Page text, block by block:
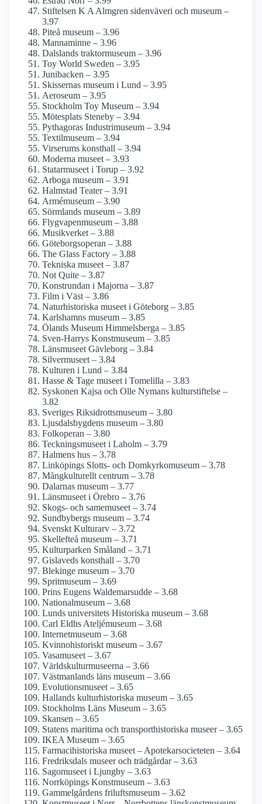
Stiftelsen K A Almgren sidenväveri och museum –
3.97
Piteå museum – 3.96
Mannaminne – 3.96
Dalslands traktormuseum – 3.96
Toy World Sweden – 3.95
Junibacken – 3.95
Skissernas museum i Lund – 3.95
Aeroseum – 3.95
Stockholm Toy Museum – 3.94
Mötesplats Steneby – 3.94
Pythagoras Industrimuseum – 3.94
Textilmuseum – 3.94
Virserums konsthall – 3.94
Moderna museet – 3.93
Statarmuseet i Torup – 3.92
Arboga museum – 3.91
Halmstad Teater – 3.91
Armé­museum – 3.90
Sörmlands museum – 3.89
Flygvapen­museum – 3.88
Musikverket – 3.88
Göteborgs­operan – 3.88
The Glass Factory – 3.88
Tekniska museet – 3.87
Not Quite – 3.87
Konstrundan i Majorna – 3.87
Film i Väst – 3.86
Naturhistoriska museet i Göteborg – 3.85
Karlshamns museum – 3.85
Ölands Museum Himmelsberga – 3.85
Sven-Harrys Konstmuseum – 3.85
Länsmuseet Gävleborg – 3.84
Silvermuseet – 3.84
Kulturen i Lund – 3.84
Hasse & Tage museet i Tomelilla – 3.83
Syskonen Kajsa och Olle Nymans kulturstiftelse –
3.82
Sveriges Riksidrottsmuseum – 3.80
Ljusdals­bygdens museum – 3.80
Folkoperan – 3.80
Teckningsmuseet i Laholm – 3.79
Halmens hus – 3.78
Linköpings Slotts- och Domkyrko­museum – 3.78
Mångkulturellt centrum – 3.78
Dalarnas museum – 3.77
Länsmuseet i Örebro – 3.76
Skogs- och samemuseet – 3.74
Sundbybergs museum – 3.74
Svenskt Kulturarv – 3.72
Skellefteå museum – 3.71
Kulturparken Småland – 3.71
Gislaveds konsthall – 3.70
Blekinge museum – 3.70
Spritmuseum – 3.69
Prins Eugens Waldemarsudde – 3.68
National­museum – 3.68
Lunds universitets Historiska museum – 3.68
Carl Eldhs Ateljémuseum – 3.68
Internet­museum – 3.68
Kvinnohistoriskt museum – 3.67
Vasamuseet – 3.67
Världskultur­museerna – 3.66
Västmanlands läns museum – 3.66
Evolutions­museet – 3.65
Hallands kultur­historiska museum – 3.65
Stockholms Läns Museum – 3.65
Skansen – 3.65
Statens maritima och transporthistoriska museer – 3.65
IKEA Museum – 3.65
Farmaci­historiska museet – Apotekar­societeten – 3.64
Fredriksdals museer och trädgårdar – 3.63
Sagomuseet i Ljungby – 3.63
Norrköpings Konstmuseum – 3.63
Gammelgårdens friluftsmuseum – 3.62